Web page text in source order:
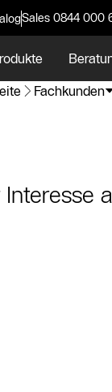
Sales 0844 000
Fachkunden